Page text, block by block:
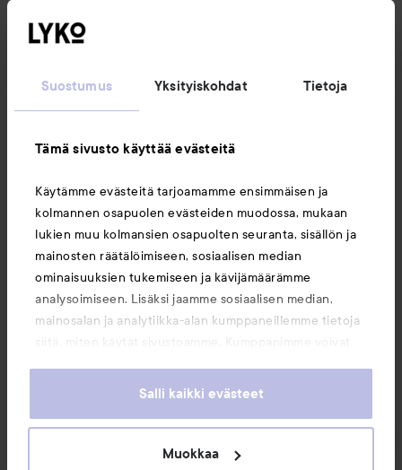
Suostumus Yksityiskohdat Tietoja
Tämä sivusto käyttää evästeitä
Käytämme evästeitä tarjoamamme ensimmäisen ja
kolmannen osapuolen evästeiden muodossa, mukaan
lukien muu kolmansien osapuolten seuranta, sisällön ja
mainosten räätälöimiseen, sosiaalisen median
ominaisuuksien tukemiseen ja kävijämäärämme
analysoimiseen. Lisäksi jaamme sosiaalisen median,
mainosalan ja analytiikka-alan kumppaneillemme tietoja
heille tai joita on kerätty, kun olet käyttänyt heidän
evästeiden käytön.
Salli kaikki evästeet
Muokkaa
Seuraa meitä
Saattaisit myös tykätä